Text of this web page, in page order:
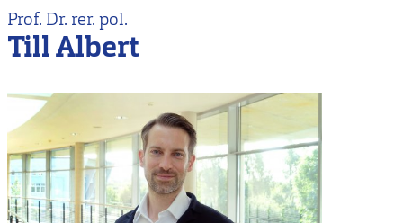
Inhalt
our
English
main
page
Prof. Dr. rer. pol.
Till Albert